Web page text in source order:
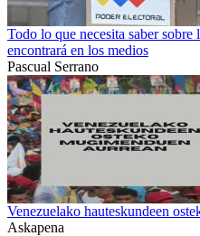
Todo lo que necesita saber
encontrará en los medios
Pascual Serrano
Venezuelako hauteskundeen
Askapena